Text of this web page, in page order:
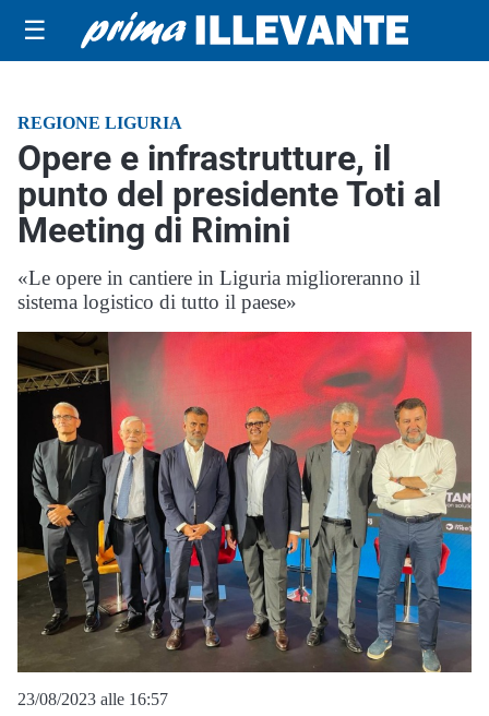
☰
REGIONE LIGURIA
Opere e infrastrutture, il
punto del presidente Toti al
Meeting di Rimini
«Le opere in cantiere in Liguria miglioreranno il
sistema logistico di tutto il paese»
23/08/2023 alle 16:57